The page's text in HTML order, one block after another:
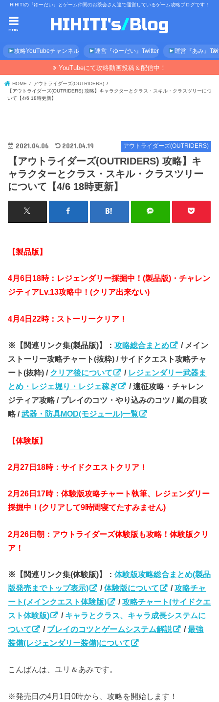
HIHITIの『ゆーだい』とゲーム仲間のお茶会さん達で運営しているゲーム攻略ブログです！
menu
攻略YouTubeチャンネル 運営『ゆーだい』Twitter 運営『あみ』
YouTubeにて攻略動画投稿＆配信中！
HOME
アウトライダーズ(OUTRIDERS)
【アウトライダーズ(OUTRIDERS) 攻略】キャラクターとクラス・スキル・クラスツリーにつ
いて【4/6 18時更新】
アウトライダーズ(OUTRIDERS)
2021.04.06 2021.04.19
【アウトライダーズ(OUTRIDERS) 攻略】キ
ャラクターとクラス・スキル・クラスツリー
について【4/6 18時更新】
【製品版】
4月6日18時：レジェンダリー採掘中！(製品版)・チャレン
ジティアLv.13攻略中！(クリア出来ない)
4月4日22時：ストーリークリア！
※【関連リンク集(製品版)】：攻略総合まとめ
/ メイン
ストーリー攻略チャート(抜粋) / サイドクエスト攻略チャ
ート(抜粋) / クリア後について / レジェンダリー武器ま
とめ・レジェ堀り・レジェ稼ぎ
/ 遠征攻略・チャレン
ジティア攻略 / プレイのコツ・やり込みのコツ / 嵐の目攻
略 /武器・防具MOD(モジュール)一覧
【体験版】
2月27日18時：サイドクエストクリア！
2月26日17時：体験版攻略チャート執筆、レジェンダリー
採掘中！(クリアして9時間寝てたすみません)
2月26日朝：アウトライダーズ体験版も攻略！体験版クリ
ア！
※【関連リンク集(体験版)】：体験版攻略総合まとめ(製品
版発売までトップ表示)
/体験版について /攻略チャ
ート(メインクエスト体験版)
/攻略チャート(サイドクエ
スト体験版)
/ キャラとクラス、キャラ成長システムに
ついて
/ プレイのコツとゲームシステム解説 /最強
装備(レジェンダリー装備)について
こんばんは、ユリ＆あみです。
※発売日の4月1日0時から、攻略を開始します！